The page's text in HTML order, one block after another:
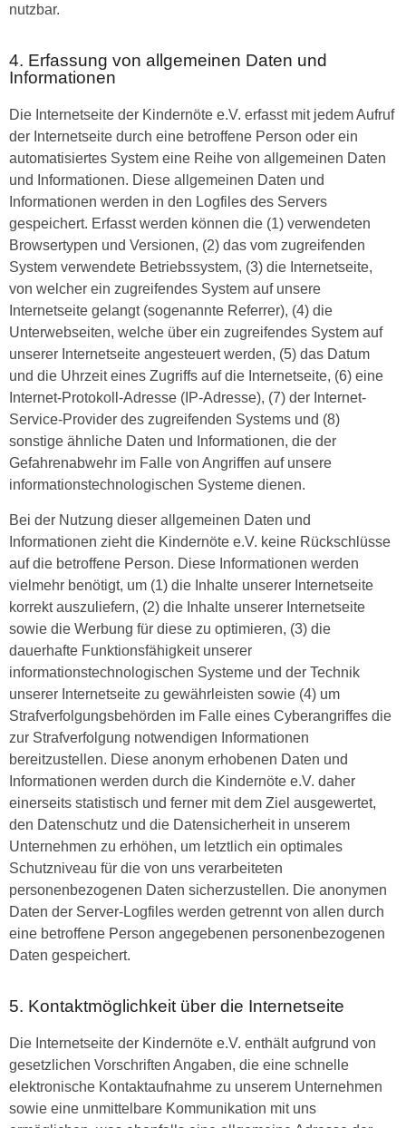
nutzbar.
4. Erfassung von allgemeinen Daten und
Informationen
Die Internetseite der Kindernöte e.V. erfasst mit jedem Aufruf
der Internetseite durch eine betroffene Person oder ein
automatisiertes System eine Reihe von allgemeinen Daten
und Informationen. Diese allgemeinen Daten und
Informationen werden in den Logfiles des Servers
gespeichert. Erfasst werden können die (1) verwendeten
Browsertypen und Versionen, (2) das vom zugreifenden
System verwendete Betriebssystem, (3) die Internetseite,
von welcher ein zugreifendes System auf unsere
Internetseite gelangt (sogenannte Referrer), (4) die
Unterwebseiten, welche über ein zugreifendes System auf
unserer Internetseite angesteuert werden, (5) das Datum
und die Uhrzeit eines Zugriffs auf die Internetseite, (6) eine
Internet-Protokoll-Adresse (IP-Adresse), (7) der Internet-
Service-Provider des zugreifenden Systems und (8)
sonstige ähnliche Daten und Informationen, die der
Gefahrenabwehr im Falle von Angriffen auf unsere
informationstechnologischen Systeme dienen.
Bei der Nutzung dieser allgemeinen Daten und
Informationen zieht die Kindernöte e.V. keine Rückschlüsse
auf die betroffene Person. Diese Informationen werden
vielmehr benötigt, um (1) die Inhalte unserer Internetseite
korrekt auszuliefern, (2) die Inhalte unserer Internetseite
sowie die Werbung für diese zu optimieren, (3) die
dauerhafte Funktionsfähigkeit unserer
informationstechnologischen Systeme und der Technik
unserer Internetseite zu gewährleisten sowie (4) um
Strafverfolgungsbehörden im Falle eines Cyberangriffes die
zur Strafverfolgung notwendigen Informationen
bereitzustellen. Diese anonym erhobenen Daten und
Informationen werden durch die Kindernöte e.V. daher
einerseits statistisch und ferner mit dem Ziel ausgewertet,
den Datenschutz und die Datensicherheit in unserem
Unternehmen zu erhöhen, um letztlich ein optimales
Schutzniveau für die von uns verarbeiteten
personenbezogenen Daten sicherzustellen. Die anonymen
Daten der Server-Logfiles werden getrennt von allen durch
eine betroffene Person angegebenen personenbezogenen
Daten gespeichert.
5. Kontaktmöglichkeit über die Internetseite
Die Internetseite der Kindernöte e.V. enthält aufgrund von
gesetzlichen Vorschriften Angaben, die eine schnelle
elektronische Kontaktaufnahme zu unserem Unternehmen
sowie eine unmittelbare Kommunikation mit uns